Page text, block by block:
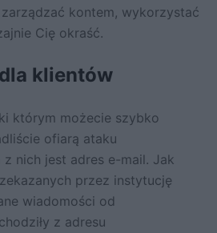
kontem, wykorzystać
Cię okraść.
klientów
którym możecie szybko
ofiarą ataku
nich jest adres e-mail. Jak
przez instytucję
wiadomości od
z adresu